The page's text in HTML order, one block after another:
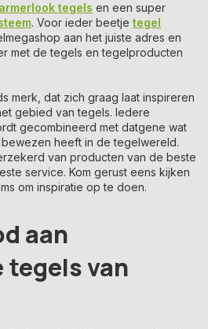
tegels en een super
. Voor ieder beetje tegel
aan het juiste adres en
met de tegels en tegelproducten
merk, dat zich graag laat inspireren
gebied van tegels. Iedere
gecombineerd met datgene wat
heeft in de tegelwereld.
van producten van de beste
service. Kom gerust eens kijken
om inspiratie op te doen.
aan
tegels van